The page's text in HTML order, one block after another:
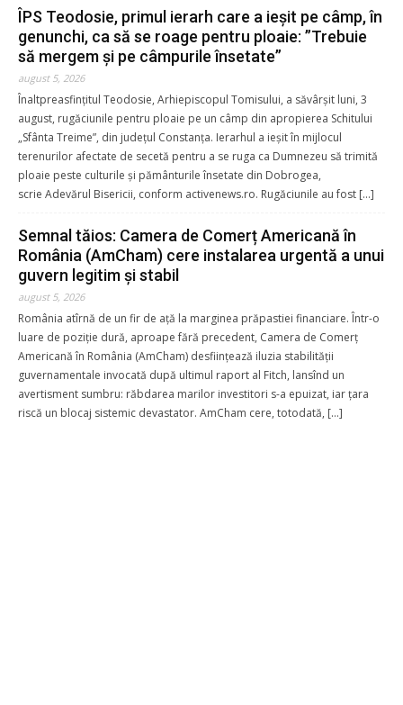
ÎPS Teodosie, primul ierarh care a ieșit pe câmp, în
genunchi, ca să se roage pentru ploaie: ”Trebuie
să mergem și pe câmpurile însetate”
august 5, 2026
Înaltpreasfințitul Teodosie, Arhiepiscopul Tomisului, a săvârșit luni, 3
august, rugăciunile pentru ploaie pe un câmp din apropierea Schitului
„Sfânta Treime”, din județul Constanța. Ierarhul a ieșit în mijlocul
terenurilor afectate de secetă pentru a se ruga ca Dumnezeu să trimită
ploaie peste culturile și pământurile însetate din Dobrogea,
scrie Adevărul Bisericii, conform activenews.ro. Rugăciunile au fost […]
Semnal tăios: Camera de Comerț Americană în
România (AmCham) cere instalarea urgentă a unui
guvern legitim şi stabil
august 5, 2026
România atîrnă de un fir de ață la marginea prăpastiei financiare. Într-o
luare de poziție dură, aproape fără precedent, Camera de Comerț
Americană în România (AmCham) desființează iluzia stabilității
guvernamentale invocată după ultimul raport al Fitch, lansînd un
avertisment sumbru: răbdarea marilor investitori s-a epuizat, iar țara
riscă un blocaj sistemic devastator. AmCham cere, totodată, […]